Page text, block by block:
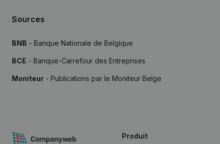
Sources
BNB - Banque Nationale de Belgique
BCE - Banque-Carrefour des Entreprises
Moniteur - Publications par le Moniteur Belge
Produit